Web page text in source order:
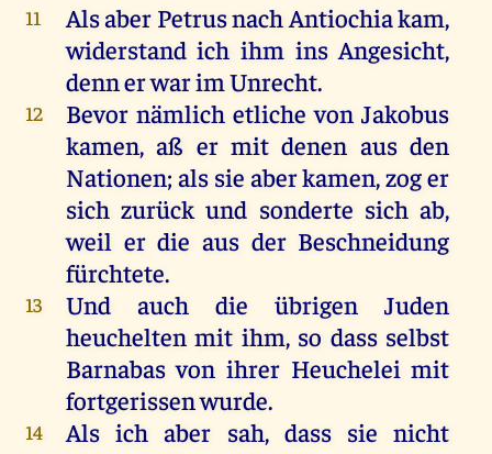
11 Alsaber PetrusnachAntiochiakam,
widerstand ich ihm ins Angesicht,
dennerwarimUnrecht.
12 Bevor nämlich etliche von Jakobus
kamen,aß er mit denen aus den
Nationen; als sie aberkamen,zoger
sich zurück und sonderte sich ab,
weil er die aus der Beschneidung
fürchtete.
13 Und auch die übrigen
Juden
heuchelten mit ihm, so dass selbst
Barnabas von ihrer Heuchelei mit
fortgerissenwurde.
14 Als ich aber sah, dass sie nicht